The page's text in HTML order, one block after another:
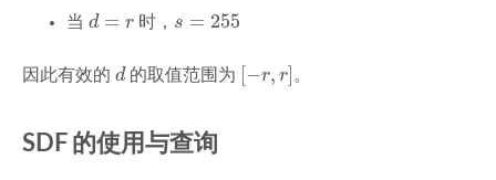
当 d = r
d 时， s = 255
255
因此有效的 dd 的取值范围为 [−r, r]
[ 。
SDF 的使用与查询